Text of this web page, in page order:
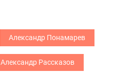
Александр Понамарев
Александр Рассказов